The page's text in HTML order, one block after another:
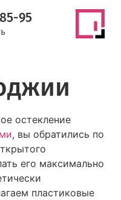
95
остекление
, вы обратились по
его максимально
пластиковые